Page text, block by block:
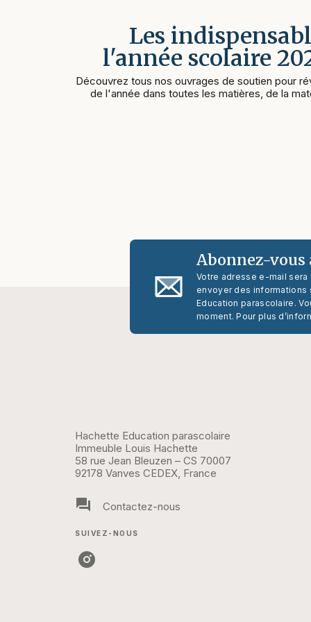
Les
l'année scolaire
Découvrez tous nos ouvrages de soutien pour
de l'année dans toutes les matières, de la
Abonnez-
Votre adresse e-mail
envoyer des informations
Education parascolaire.
moment. Pour plus
Hachette Education parascolaire
Immeuble Louis Hachette
58 rue Jean Bleuzen – CS 70007
92178 Vanves CEDEX, France
question_answer Contactez-nous
SUIVEZ-NOUS